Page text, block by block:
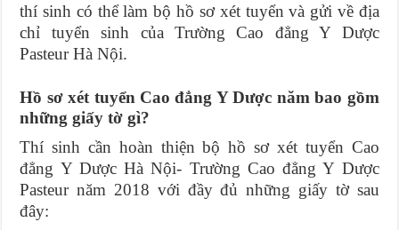
thí sinh có thể làm bộ hồ sơ xét tuyển và gửi về địa
chỉ tuyển sinh của Trường Cao đẳng Y Dược
Pasteur Hà Nội.
Hồ sơ xét tuyển Cao đẳng Y Dược năm bao gồm
những giấy tờ gì?
Thí sinh cần hoàn thiện bộ hồ sơ xét tuyển Cao
đẳng Y Dược Hà Nội- Trường Cao đẳng Y Dược
Pasteur năm 2018 với đầy đủ những giấy tờ sau
đây: